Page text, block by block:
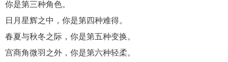
你是第三种角色。
日月星辉之中，你是第四种难得。
春夏与秋冬之际，你是第五种变换。
宫商角微羽之外，你是第六种轻柔。